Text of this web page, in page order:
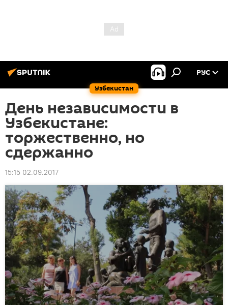
Узбекистан
РУС
День независимости в
Узбекистане:
торжественно, но
сдержанно
15:15 02.09.2017